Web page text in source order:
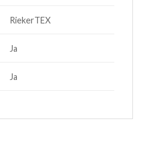
RiekerTEX
Ja
Ja